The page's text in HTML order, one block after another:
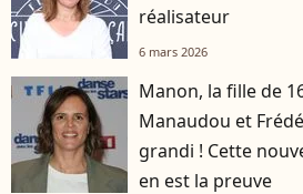
réalisateur
6 mars 2026
Manon, la fille de
Manaudou et
grandi ! Cette
en est la preuve